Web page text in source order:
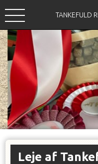
TANKEFULD
Leje af